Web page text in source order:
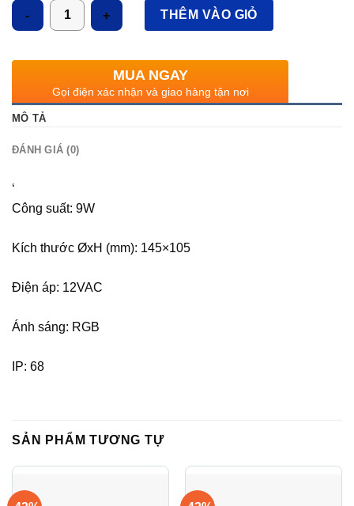
Số lượng
THÊM VÀO GIỎ
MUA NGAY
Gọi điện xác nhận và giao hàng tận nơi
MÔ TẢ
ĐÁNH GIÁ (0)
‘
Công suất: 9W
Kích thước ØxH (mm): 145×105
Điện áp: 12VAC
Ánh sáng: RGB
IP: 68
SẢN PHẨM TƯƠNG TỰ